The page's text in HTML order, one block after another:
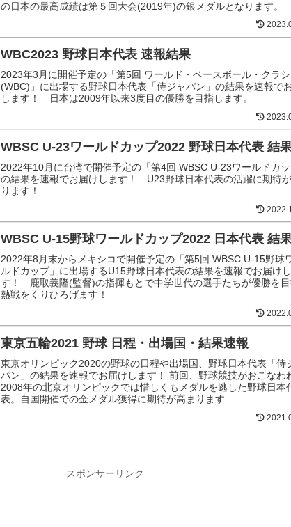
の日本の最高成績は第５回大会(2019年)の銀メダルとなります。
WBC2023 野球日本代表 速報結果
2023年3月に開催予定の「第5回 ワールド・ベースボール・クラシ
(WBC)」に出場する野球日本代表「侍ジャパン」の結果を速報で
します！ 日本は2009年以来3度目の優勝を目指します。
WBSC U-23ワールドカップ2022 野球日本代表 結
2022年10月に台湾で開催予定の「第4回 WBSC U-23ワールドカッ
の結果を速報でお届けします！ U23野球日本代表の活躍に期待
ります！
WBSC U-15野球ワールドカップ2022 日本代表 結
2022年8月末からメキシコで開催予定の「第5回 WBSC U-15野球
ルドカップ」に出場するU15野球日本代表の結果を速報でお届け
す！ 鹿取義隆(監督)の指揮もとで中学世代の選手たちが優勝を目
熱戦をくりひろげます！
東京五輪2021 野球 日程・出場国・結果速報
東京オリンピック2020の野球の日程や出場国、野球日本代表「侍
パン」の結果を速報でお届けします！ 前回、野球競技がおこなわ
2008年の北京オリンピックでは惜しくもメダルを逃した野球日本
表。自国開催での金メダル獲得に期待が高まります...
スポンサーリンク